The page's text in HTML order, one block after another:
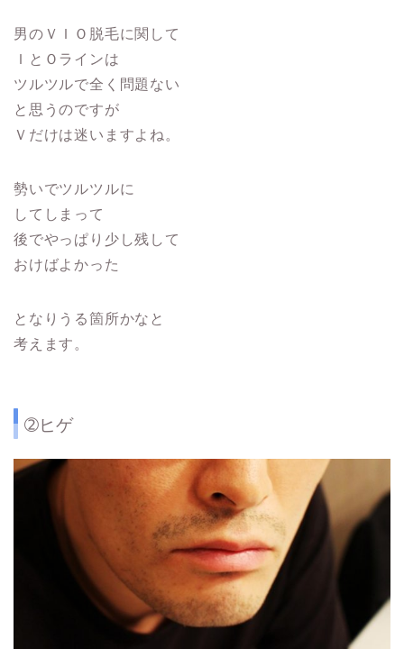
男のＶＩＯ脱毛に関して
ＩとＯラインは
ツルツルで全く問題ない
と思うのですが
Ｖだけは迷いますよね。
勢いでツルツルに
してしまって
後でやっぱり少し残して
おけばよかった
となりうる箇所かなと
考えます。
➁ヒゲ